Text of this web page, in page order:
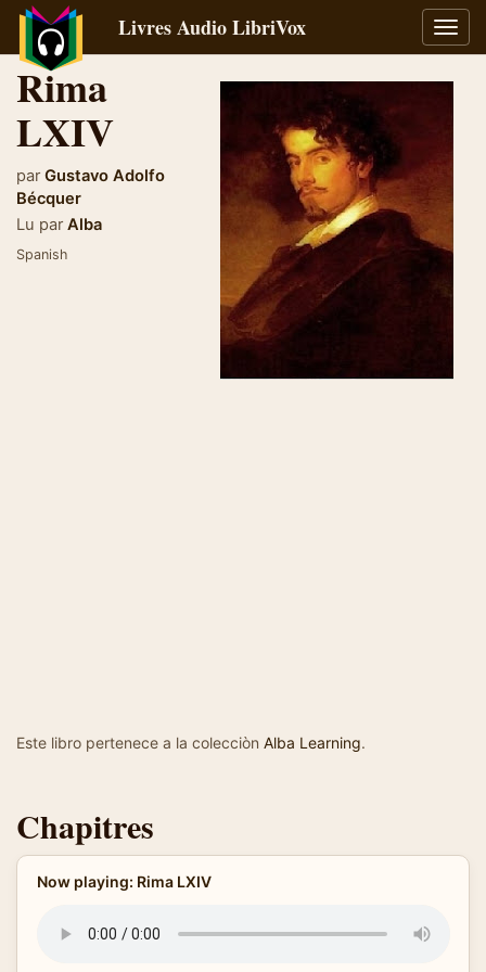
la
Livres Audio LibriVox
Rima
LXIV
par Gustavo Adolfo
Bécquer
Lu par Alba
Spanish
Este libro pertenece a la colecciòn Alba Learning.
Chapitres
Now playing: Rima LXIV